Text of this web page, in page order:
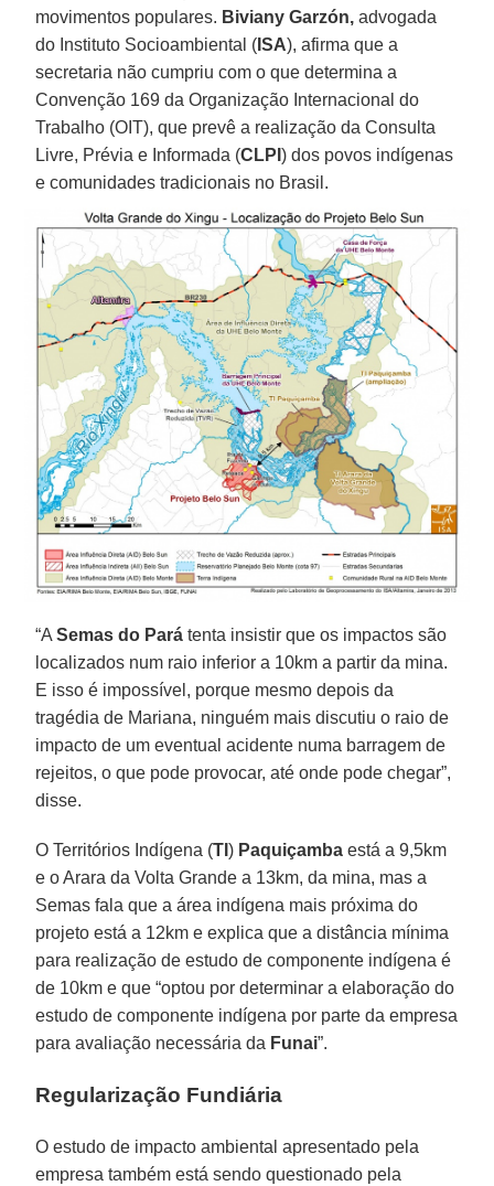
movimentos populares. Biviany Garzón, advogada
do Instituto Socioambiental ( ISA), afirma que a
secretaria não cumpriu com o que determina a
Convenção 169 da Organização Internacional do
Trabalho (OIT), que prevê a realização da Consulta
Livre, Prévia e Informada (CLPI) dos povos indígenas
e comunidades tradicionais no Brasil.
“ASemas do Pará tenta insistir que os impactos são
localizados num raio inferior a 10km a partir da mina.
E isso é impossível, porque mesmo depois da
tragédia de Mariana, ninguém mais discutiu o raio de
impacto de um eventual acidente numa barragem de
rejeitos, o que pode provocar, até onde pode chegar”,
disse.
O Territórios Indígena (TI) Paquiçambaestá a 9,5km
e o Arara da Volta Grande a 13km, da mina, mas a
Semas fala que a área indígena mais próxima do
projeto está a 12km e explica que a distância mínima
para realização de estudo de componente indígena é
de 10km e que “optou por determinar a elaboração do
estudo de componente indígena por parte da empresa
para avaliação necessária da Funai”.
Regularização Fundiária
O estudo de impacto ambiental apresentado pela
empresa também está sendo questionado pela